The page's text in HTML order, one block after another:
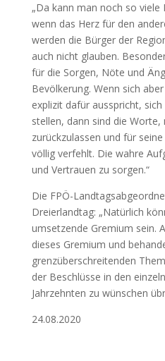
„Da kann man noch so
wenn das Herz für den
werden die Bürger der
auch nicht glauben.
für die Sorgen, Nöte und
Bevölkerung. Wenn sich
explizit dafür ausspricht,
stellen, dann sind die Worte,
zurückzulassen und für
völlig verfehlt. Die wahre
und Vertrauen zu sorgen.“
Die FPÖ-
Dreierlandtag: „Natürlich
umsetzende Gremium sein.
dieses Gremium und
grenzüberschreitenden
der Beschlüsse in den
Jahrzehnten zu wünschen
24.08.2020